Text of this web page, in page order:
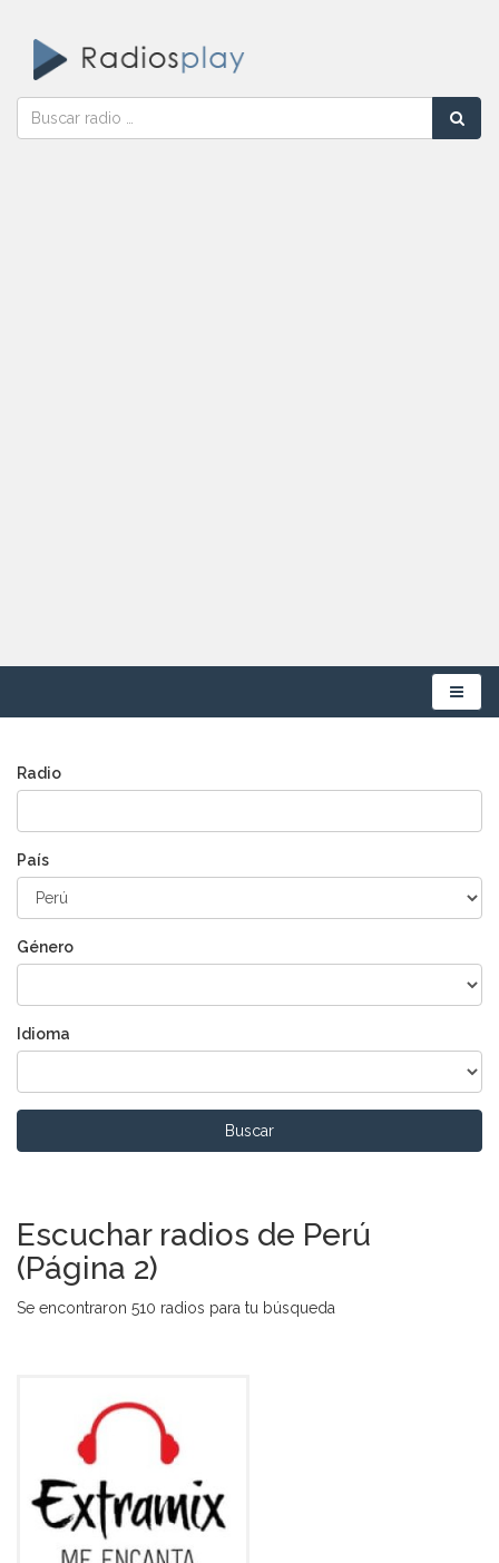
Menú
Radio
País
Género
Idioma
Buscar
Escuchar radios de Perú
(Página 2)
Se encontraron 510 radios para tu búsqueda